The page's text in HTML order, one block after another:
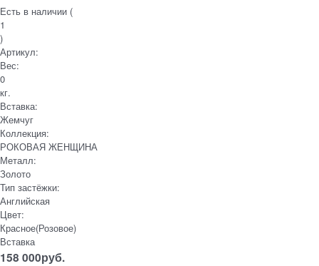
Есть в наличии (
1
)
Артикул:
Вес:
0
кг.
Вставка:
Жемчуг
Коллекция:
РОКОВАЯ ЖЕНЩИНА
Металл:
Золото
Тип застёжки:
Английская
Цвет:
Красное(Розовое)
Вставка
158 000руб.